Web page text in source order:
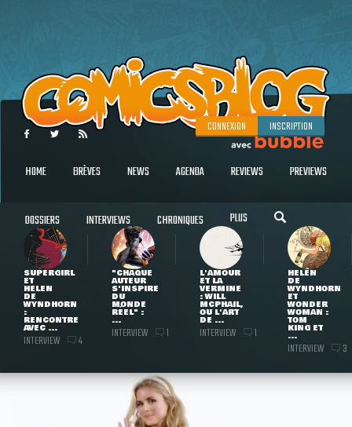
CONNEXION INSCRIPTION
HOME BRÈVES NEWS AGENDA REVIEWS PREVIEWS
DOSSIERS INTERVIEWS CHRONIQUES PLUS
SUPERGIRL
ET
HELEN
DE
WYNDHORN
:
RENCONTRE
AVEC ...
INTERVIEW 4
"CHAQUE
AUTEUR
S'INSPIRE
DU
MONDE
RÉEL" :
...
INTERVIEW 1
L'AMOUR
ET LA
VERMINE
: WILL
MCPHAIL,
OU L'ART
DE ...
INTERVIEW 1
HELEN
DE
WYNDHORN
ET
WONDER
WOMAN :
TOM
KING ET
...
INTERVIEW 3